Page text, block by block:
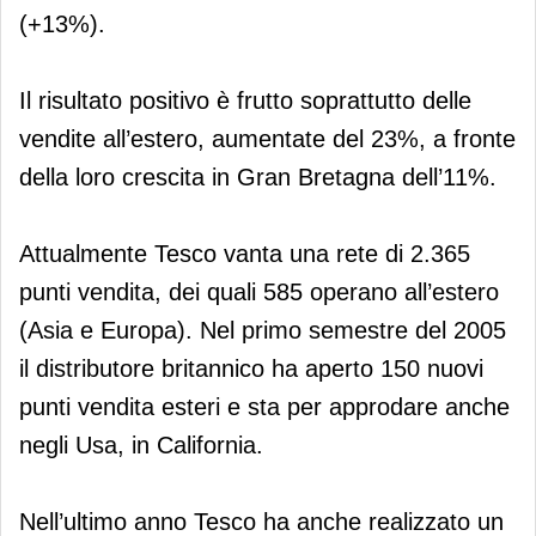
(+13%).
Il risultato positivo è frutto soprattutto delle
vendite all’estero, aumentate del 23%, a fronte
della loro crescita in Gran Bretagna dell’11%.
Attualmente Tesco vanta una rete di 2.365
punti vendita, dei quali 585 operano all’estero
(Asia e Europa). Nel primo semestre del 2005
il distributore britannico ha aperto 150 nuovi
punti vendita esteri e sta per approdare anche
negli Usa, in California.
Nell’ultimo anno Tesco ha anche realizzato un